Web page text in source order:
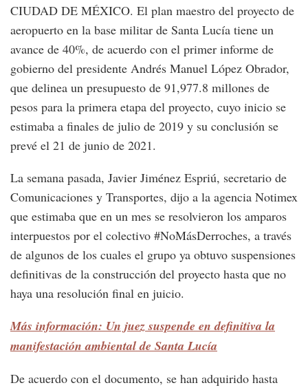
CIUDAD DE MÉXICO. El plan maestro del proyecto de
aeropuerto en la base militar de Santa Lucía tiene un
avance de 40%, de acuerdo con el primer informe de
gobierno del presidente Andrés Manuel López Obrador,
que delinea un presupuesto de 91,977.8 millones de
pesos para la primera etapa del proyecto, cuyo inicio se
estimaba a finales de julio de 2019 y su conclusión se
prevé el 21 de junio de 2021.
La semana pasada, Javier Jiménez Espriú, secretario de
Comunicaciones y Transportes, dijo a la agencia Notimex
que estimaba que en un mes se resolvieron los amparos
interpuestos por el colectivo #NoMásDerroches, a través
de algunos de los cuales el grupo ya obtuvo suspensiones
definitivas de la construcción del proyecto hasta que no
haya una resolución final en juicio.
Más información: Un juez suspende en definitiva la
manifestación ambiental de Santa Lucía
De acuerdo con el documento, se han adquirido hasta